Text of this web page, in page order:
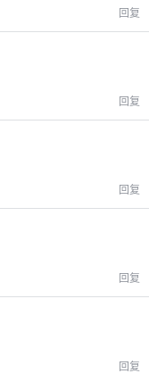
回复
回复
回复
回复
回复